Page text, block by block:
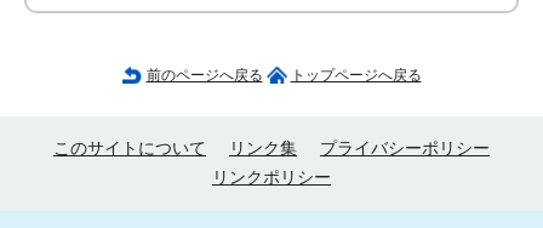
前のページへ戻る トップページへ戻る
このサイトについて リンク集
プライバシーポリシー
リンクポリシー